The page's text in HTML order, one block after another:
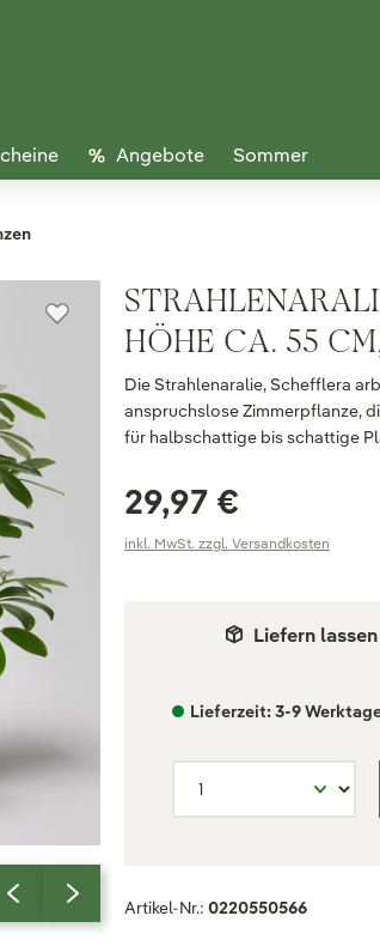
Angebote Sommer
HÖHE CA. 55
Die Strahlenaralie, Schefflera
anspruchslose Zimmerpflanze,
für halbschattige bis schattige
29,97 €
inkl. MwSt. zzgl. Versandkosten
Liefern lassen
Lieferzeit: 3-9
Artikel-Nr.: 0220550566